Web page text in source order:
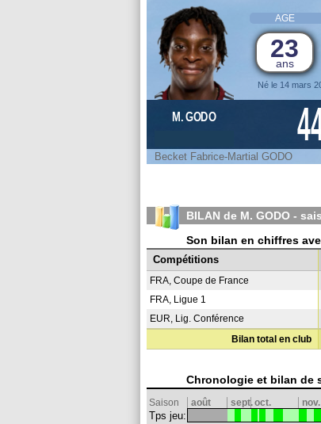
AGE
23
ans
Né le 14 mars
M. GODO
Becket Fabrice-Martial GODO
BILAN de M. GODO -
Son bilan en chiffres
Compétitions
FRA, Coupe de France
FRA, Ligue 1
EUR, Lig. Conférence
Bilan total en club
Chronologie et bilan de
Saison août sept.oct. nov.
Tps jeu: